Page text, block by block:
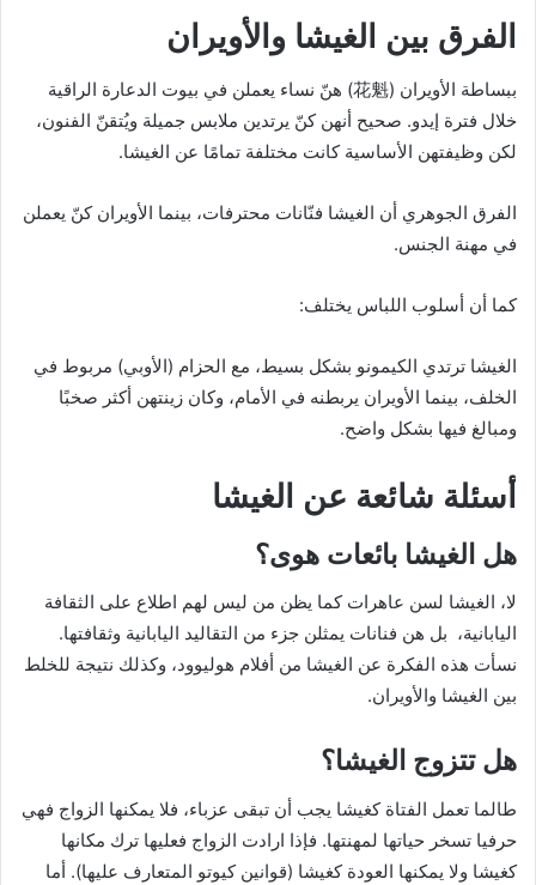
الفرق بين الغيشا والأويران
ببساطة الأويران (花魁) هنّ نساء يعملن في بيوت الدعارة الراقية
خلال فترة إيدو. صحيح أنهن كنّ يرتدين ملابس جميلة ويُتقنّ الفنون،
لكن وظيفتهن الأساسية كانت مختلفة تمامًا عن الغيشا.
الفرق الجوهري أن الغيشا فنّانات محترفات، بينما الأويران كنّ يعملن
في مهنة الجنس.
كما أن أسلوب اللباس يختلف:
الغيشا ترتدي الكيمونو بشكل بسيط، مع الحزام (الأوبي) مربوط في
الخلف، بينما الأويران يربطنه في الأمام، وكان زينتهن أكثر صخبًا
ومبالغ فيها بشكل واضح.
أسئلة شائعة عن الغيشا
هل الغيشا بائعات هوى؟
لا، الغيشا لسن عاهرات كما يظن من ليس لهم اطلاع على الثقافة
اليابانية، بل هن فنانات يمثلن جزء من التقاليد اليابانية وثقافتها.
نسأت هذه الفكرة عن الغيشا من أفلام هوليوود، وكذلك نتيجة للخلط
بين الغيشا والأويران.
هل تتزوج الغيشا؟
طالما تعمل الفتاة كغيشا يجب أن تبقى عزباء، فلا يمكنها الزواج فهي
حرفيا تسخر حياتها لمهنتها. فإذا ارادت الزواج فعليها ترك مكانها
كغيشا ولا يمكنها العودة كغيشا (قوانين كيوتو المتعارف عليها). أما